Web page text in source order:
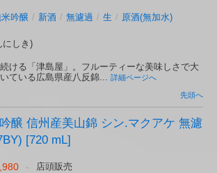
吟醸 / 新酒 / 無濾過 / 生 / 原酒(無加水)
にしき)
ける「津島屋」。フルーティーな美味しさで大
ている広島県産八反錦... 詳細ページへ
先頭へ
醸 信州産美山錦 シン.マクアケ 無濾
[720 mL]
- 店頭販売